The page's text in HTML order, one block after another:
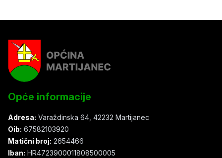
Opće informacije
Adresa: Varaždinska 64, 42232 Martijanec
Oib: 67582103920
Matični broj: 2654466
Iban: HR4723900011808500005